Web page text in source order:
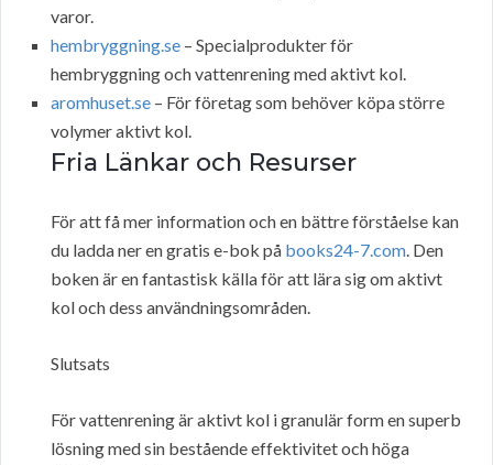
varor.
hembryggning.se – Specialprodukter för
hembryggning och vattenrening med aktivt kol.
aromhuset.se – För företag som behöver köpa större
volymer aktivt kol.
Fria Länkar och Resurser
För att få mer information och en bättre förståelse kan
du ladda ner en gratis e-bok på books24-7.com. Den
boken är en fantastisk källa för att lära sig om aktivt
kol och dess användningsområden.
Slutsats
För vattenrening är aktivt kol i granulär form en superb
lösning med sin bestående effektivitet och höga